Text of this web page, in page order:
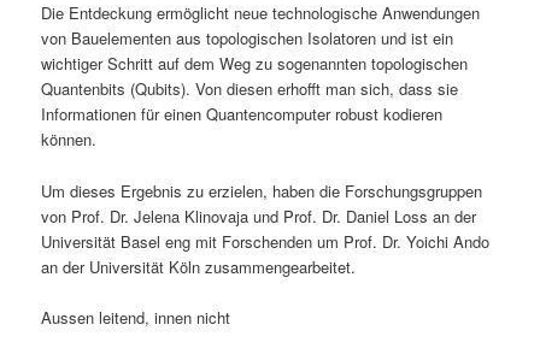
Die Entdeckung ermöglicht neue technologische Anwendungen
von Bauelementen aus topologischen Isolatoren und ist ein
wichtiger Schritt auf dem Weg zu sogenannten topologischen
Quantenbits (Qubits). Von diesen erhofft man sich, dass sie
Informationen für einen Quantencomputer robust kodieren
können.
Um dieses Ergebnis zu erzielen, haben die Forschungsgruppen
von Prof. Dr. Jelena Klinovaja und Prof. Dr. Daniel Loss an der
Universität Basel eng mit Forschenden um Prof. Dr. Yoichi Ando
an der Universität Köln zusammengearbeitet.
Aussen leitend, innen nicht